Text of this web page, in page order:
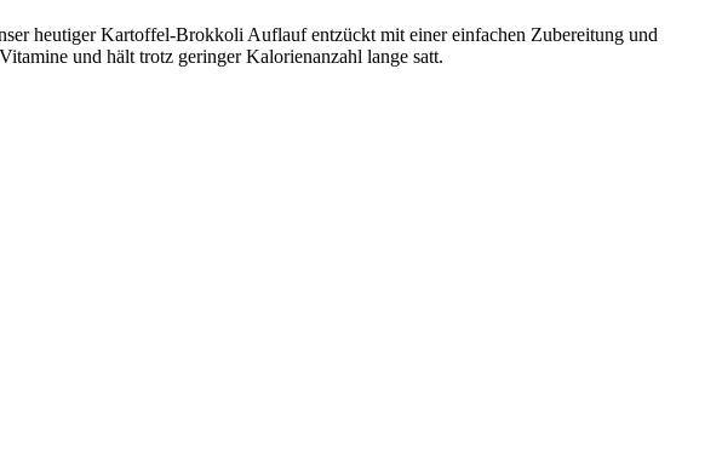
heutiger Kartoffel-Brokkoli Auflauf entzückt mit einer einfachen Zubereitung und
und hält trotz geringer Kalorienanzahl lange satt.